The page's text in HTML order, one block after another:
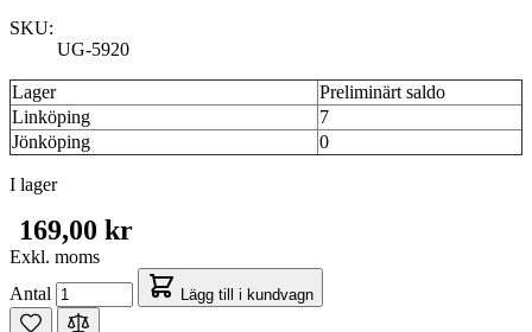
SKU:
UG-5920
Lager
Preliminärt saldo
Linköping
7
Jönköping
0
I lager
169,00 kr
Exkl. moms
Antal
Lägg till i kundvagn